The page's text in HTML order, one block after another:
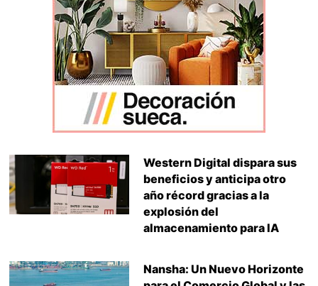
Western Digital dispara sus
beneficios y anticipa otro
año récord gracias a la
explosión del
almacenamiento para IA
Nansha: Un Nuevo Horizonte